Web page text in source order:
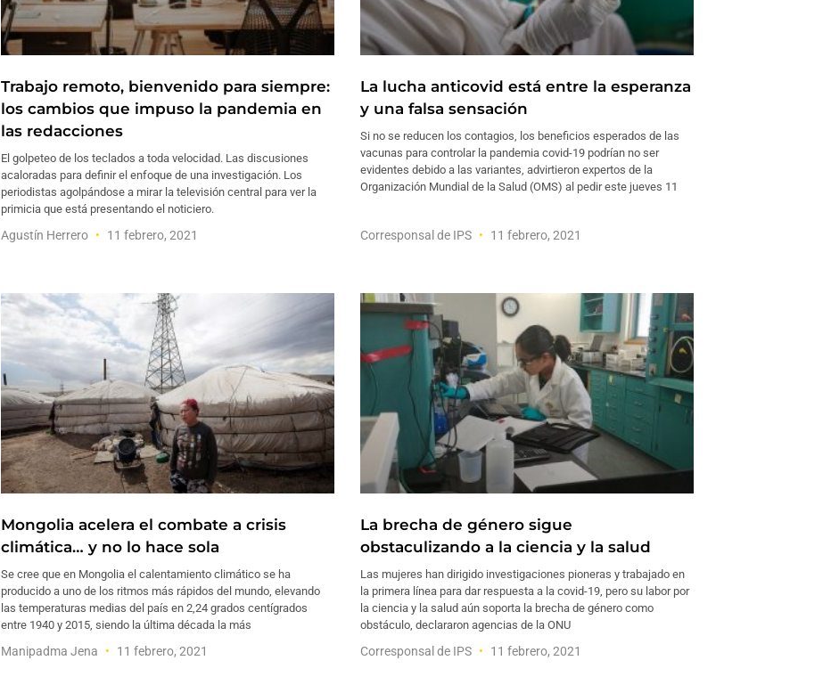
Trabajo remoto, bienvenido para siempre:
los cambios que impuso la pandemia en
las redacciones
El golpeteo de los teclados a toda velocidad. Las discusiones
acaloradas para definir el enfoque de una investigación. Los
periodistas agolpándose a mirar la televisión central para ver la
primicia que está presentando el noticiero.
Agustín Herrero 11 febrero, 2021
La lucha anticovid está entre la esperanza
y una falsa sensación
Si no se reducen los contagios, los beneficios esperados de las
vacunas para controlar la pandemia covid-19 podrían no ser
evidentes debido a las variantes, advirtieron expertos de la
Organización Mundial de la Salud (OMS) al pedir este jueves 11
Corresponsal de IPS 11 febrero, 2021
Mongolia acelera el combate a crisis
climática… y no lo hace sola
Se cree que en Mongolia el calentamiento climático se ha
producido a uno de los ritmos más rápidos del mundo, elevando
las temperaturas medias del país en 2,24 grados centígrados
entre 1940 y 2015, siendo la última década la más
Manipadma Jena 11 febrero, 2021
La brecha de género sigue
obstaculizando a la ciencia y la salud
Las mujeres han dirigido investigaciones pioneras y trabajado en
la primera línea para dar respuesta a la covid-19, pero su labor por
la ciencia y la salud aún soporta la brecha de género como
obstáculo, declararon agencias de la ONU
Corresponsal de IPS 11 febrero, 2021